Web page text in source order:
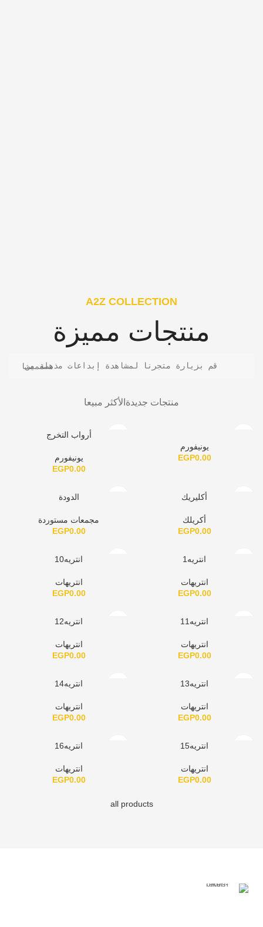
A2Z COLLECTION
منتجات مميزة
قم بزيارة متجرنا لمشاهدة إبداعات مذهلة من مصممينا
منتجات جديدة الأكثر مبيعا
يونيفورم
EGP0.00
أرواب التخرج
يونيفورم
EGP0.00
أكليريك
أكريلك
EGP0.00
الدودة
مجمعات مستوردة
EGP0.00
انتريه1
انتريهات
EGP0.00
انتريه10
انتريهات
EGP0.00
انتريه11
انتريهات
EGP0.00
انتريه12
انتريهات
EGP0.00
انتريه13
انتريهات
EGP0.00
انتريه14
انتريهات
EGP0.00
انتريه15
انتريهات
EGP0.00
انتريه16
انتريهات
EGP0.00
all products